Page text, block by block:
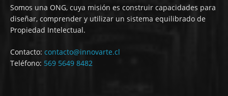
Somos una ONG, cuya misión es construir capacidades para
diseñar, comprender y utilizar un sistema equilibrado de
Propiedad Intelectual.
Contacto: contacto@innovarte.cl
Teléfono: 569 5649 8482